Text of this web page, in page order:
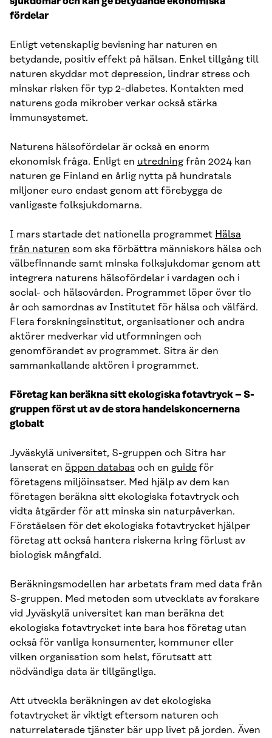
fördelar
Enligt vetenskaplig bevisning har naturen en
betydande, positiv effekt på hälsan. Enkel tillgång till
naturen skyddar mot depression, lindrar stress och
minskar risken för typ 2-diabetes. Kontakten med
naturens goda mikrober verkar också stärka
immunsystemet.
Naturens hälsofördelar är också en enorm
ekonomisk fråga. Enligt en utredningfrån 2024 kan
naturen ge Finland en årlig nytta på hundratals
miljoner euro endast genom att förebygga de
vanligaste folksjukdomarna.
I mars startade det nationella programmet Hälsa
från naturen som ska förbättra människors hälsa och
välbefinnande samt minska folksjukdomar genom att
integrera naturens hälsofördelar i vardagen och i
social- och hälsovården. Programmet löper över tio
år och samordnas av Institutet för hälsa och välfärd.
Flera forskningsinstitut, organisationer och andra
aktörer medverkar vid utformningen och
genomförandet av programmet. Sitra är den
sammankallande aktören i programmet.
Företag kan beräkna sitt ekologiska fotavtryck – S-
gruppen först ut av de stora handelskoncernerna
globalt
Jyväskylä universitet, S-gruppen och Sitra har
lanserat en öppen databas och en guide för
företagens miljöinsatser. Med hjälp av dem kan
företagen beräkna sitt ekologiska fotavtryck och
vidta åtgärder för att minska sin naturpåverkan.
Förståelsen för det ekologiska fotavtrycket hjälper
företag att också hantera riskerna kring förlust av
biologisk mångfald.
Beräkningsmodellen har arbetats fram med data från
S-gruppen. Med metoden som utvecklats av forskare
vid Jyväskylä universitet kan man beräkna det
ekologiska fotavtrycket inte bara hos företag utan
också för vanliga konsumenter, kommuner eller
vilken organisation som helst, förutsatt att
nödvändiga data är tillgängliga.
Att utveckla beräkningen av det ekologiska
fotavtrycket är viktigt eftersom naturen och
naturrelaterade tjänster bär upp livet på jorden. Även